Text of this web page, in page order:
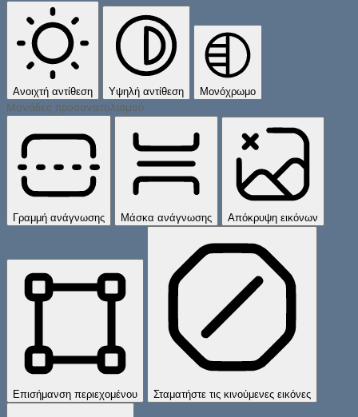
Ανοιχτή αντίθεση Υψηλή αντίθεση Μονόχρωμο
Μονάδες προσανατολισμού
Γραμμή ανάγνωσης Μάσκα ανάγνωσης Απόκρυψη εικόνων
Επισήμανση περιεχομένου Σταματήστε τις κινούμενες εικόνες